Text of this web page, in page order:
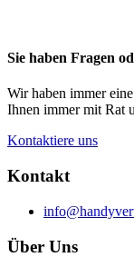
Sie haben Fragen
Wir haben immer
Ihnen immer mit Rat
Kontaktiere uns
Kontakt
Über Uns